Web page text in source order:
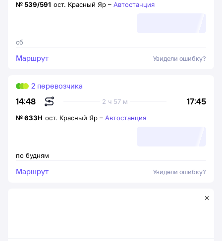
сб
№ 539/591 ост. Красный Яр – Автостанция
Маршрут Увидели ошибку?
14:48 17:45
2 ч 57 м
2 перевозчика
по будням
№633Н ост. Красный Яр – Автостанция
Маршрут Увидели ошибку?